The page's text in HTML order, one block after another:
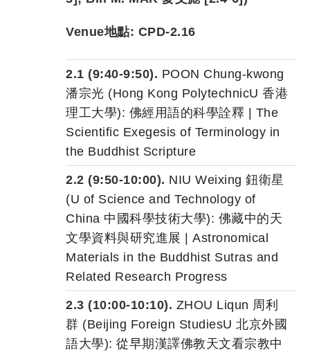
Venue地點: CPD-2.16
2.1 (9:40-9:50). POON Chung-kwong
潘宗光 (Hong Kong PolytechnicU 香港
理工大學): 佛經用語的科學詮釋 | The
Scientific Exegesis of Terminology in
the Buddhist Scripture
2.2 (9:50-10:00). NIU Weixing 鈕衛星
(U of Science and Technology of
China 中國科學技術大學): 佛藏中的天
文學資料與研究進展 | Astronomical
Materials in the Buddhist Sutras and
Related Research Progress
2.3 (10:00-10:10). ZHOU Liqun 周利
群 (Beijing Foreign StudiesU 北京外國
語大學): 從早期漢譯佛教天文看宗教中